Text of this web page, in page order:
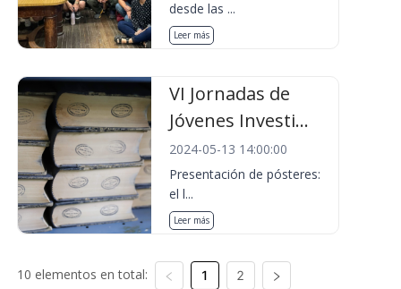
desde las ...
Leer más
VI Jornadas de
Jóvenes Investi...
2024-05-13 14:00:00
Presentación de pósteres:
el l...
Leer más
10 elementos en total: 1 2